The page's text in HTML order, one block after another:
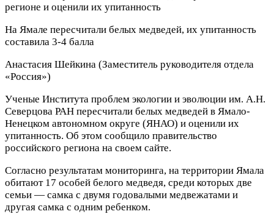
На Ямале пересчитали белых медведей, их упитанность
составила 3-4 балла
Анастасия Шейкина (Заместитель руководителя отдела
«Россия»)
Ученые Института проблем экологии и эволюции им. А.Н.
Северцова РАН пересчитали белых медведей в Ямало-
Ненецком автономном округе (ЯНАО) и оценили их
упитанность. Об этом сообщило правительство
российского региона на своем сайте.
Согласно результатам мониторинга, на территории Ямала
обитают 17 особей белого медведя, среди которых две
семьи — самка с двумя годовалыми медвежатами и
другая самка с одним ребенком.